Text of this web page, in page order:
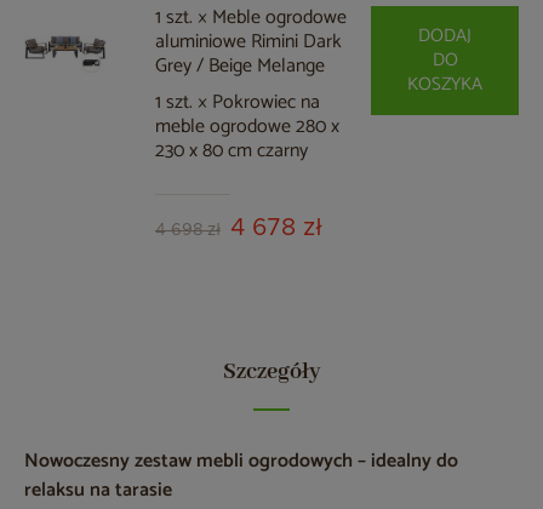
1 szt. × Meble ogrodowe
aluminiowe Rimini Dark
Grey / Beige Melange
1 szt. × Pokrowiec na
meble ogrodowe 280 x
230 x 80 cm czarny
4 698 zł 4 678 zł
DODAJ
DO
KOSZYKA
Szczegóły
Nowoczesny zestaw mebli ogrodowych – idealny do
relaksu na tarasie